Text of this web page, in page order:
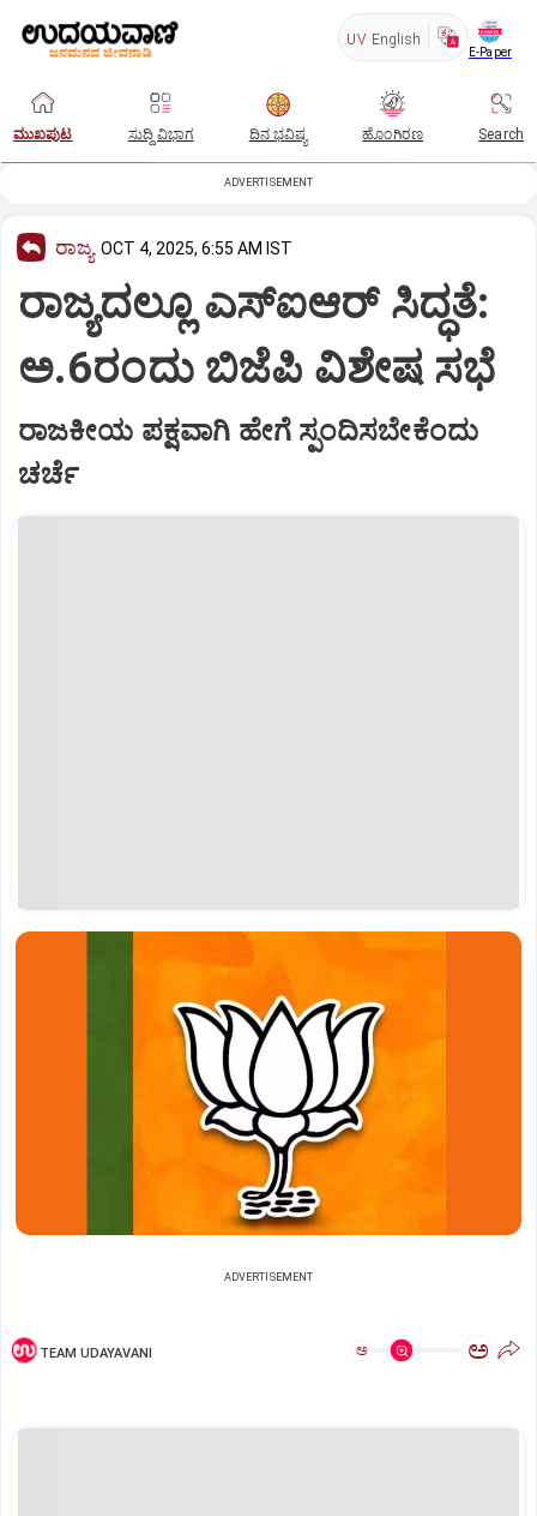
UV English
E-Paper
ಮುಖಪುಟ ಸುದ್ದಿ ವಿಭಾಗ ದಿನ ಭವಿಷ್ಯ ಹೊಂಗಿರಣ Search
ADVERTISEMENT
ರಾಜ್ಯ OCT 4, 2025, 6:55 AM IST
ರಾಜ್ಯದಲ್ಲೂ ಎಸ್‌ಐಆರ್‌ ಸಿದ್ಧತೆ:
ಅ.6ರಂದು ಬಿಜೆಪಿ ವಿಶೇಷ ಸಭೆ
ರಾಜಕೀಯ ಪಕ್ಷವಾಗಿ ಹೇಗೆ ಸ್ಪಂದಿಸಬೇಕೆಂದು
ಚರ್ಚೆ
ADVERTISEMENT
TEAM UDAYAVANI ಅ ಅ